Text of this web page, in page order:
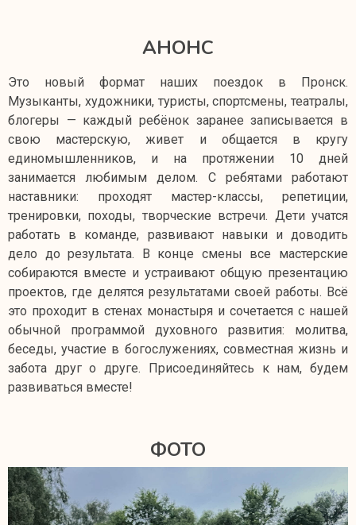
АНОНС
Это новый формат наших поездок в Пронск.
Музыканты, художники, туристы, спортсмены, театралы,
блогеры — каждый ребёнок заранее записывается в
свою мастерскую, живет и общается в кругу
единомышленников, и на протяжении 10 дней
занимается любимым делом. С ребятами работают
наставники: проходят мастер-классы, репетиции,
тренировки, походы, творческие встречи. Дети учатся
работать в команде, развивают навыки и доводить
дело до результата. В конце смены все мастерские
собираются вместе и устраивают общую презентацию
проектов, где делятся результатами своей работы. Всё
это проходит в стенах монастыря и сочетается с нашей
обычной программой духовного развития: молитва,
беседы, участие в богослужениях, совместная жизнь и
забота друг о друге. Присоединяйтесь к нам, будем
развиваться вместе!
ФОТО